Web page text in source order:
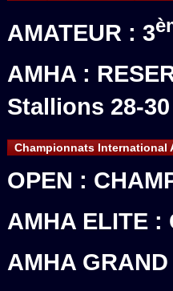
AMATEUR : 3
AMHA :
Stallions 28-30
Championnats International
OPEN :
AMHA ELITE :
AMHA